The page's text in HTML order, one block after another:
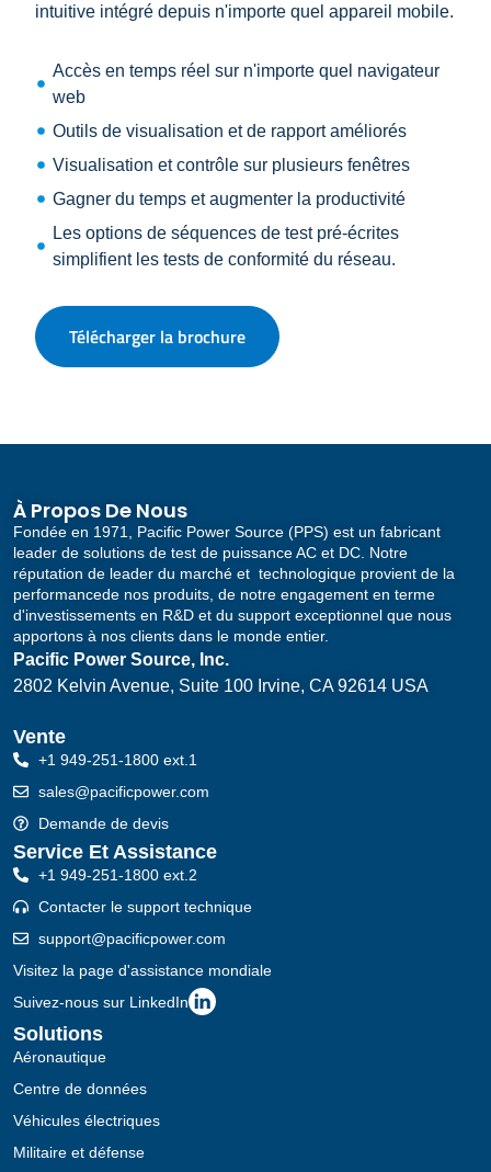
intuitive intégré depuis n'importe quel appareil mobile.
Accès en temps réel sur n'importe quel navigateur
web
Outils de visualisation et de rapport améliorés
Visualisation et contrôle sur plusieurs fenêtres
Gagner du temps et augmenter la productivité
Les options de séquences de test pré-écrites
simplifient les tests de conformité du réseau.
Télécharger la brochure
À Propos De Nous
Fondée en 1971, Pacific Power Source (PPS) est un fabricant
leader de solutions de test de puissance AC et DC. Notre
réputation de leader du marché et technologique provient de la
performancede nos produits, de notre engagement en terme
d'investissements en R&D et du support exceptionnel que nous
apportons à nos clients dans le monde entier.
Pacific Power Source, Inc.
2802 Kelvin Avenue, Suite 100 Irvine, CA 92614 USA
Solutions
Aéronautique
Centre de données
Véhicules électriques
Militaire et défense
Vente
+1 949-251-1800 ext.1
sales@pacificpower.com
Demande de devis
Service Et Assistance
+1 949-251-1800 ext.2
Contacter le support technique
support@pacificpower.com
Visitez la page d'assistance mondiale
Suivez-nous sur LinkedIn